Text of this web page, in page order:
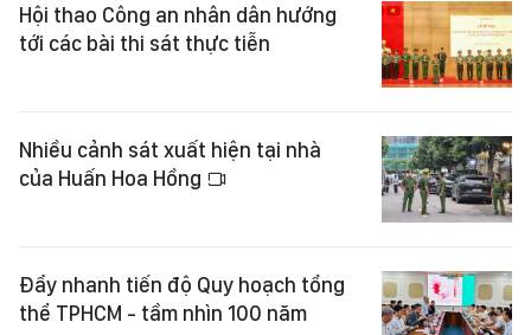
Hội thao Công an nhân dân hướng
tới các bài thi sát thực tiễn
Nhiều cảnh sát xuất hiện tại nhà
của Huấn Hoa Hồng
Đẩy nhanh tiến độ Quy hoạch tổng
thể TPHCM - tầm nhìn 100 năm